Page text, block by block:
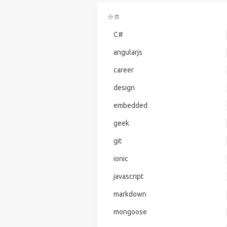
分类
C#
angularjs
career
design
embedded
geek
git
ionic
javascript
markdown
mongoose